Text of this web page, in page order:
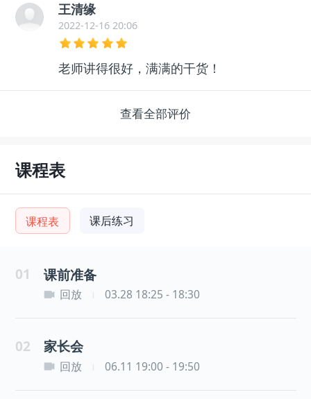
王清缘
2022-12-16 20:06
老师讲得很好，满满的干货！
查看全部评价
课程表
课程表 课后练习
01 课前准备
回放 03.28 18:25 - 18:30
02 家长会
回放 06.11 19:00 - 19:50